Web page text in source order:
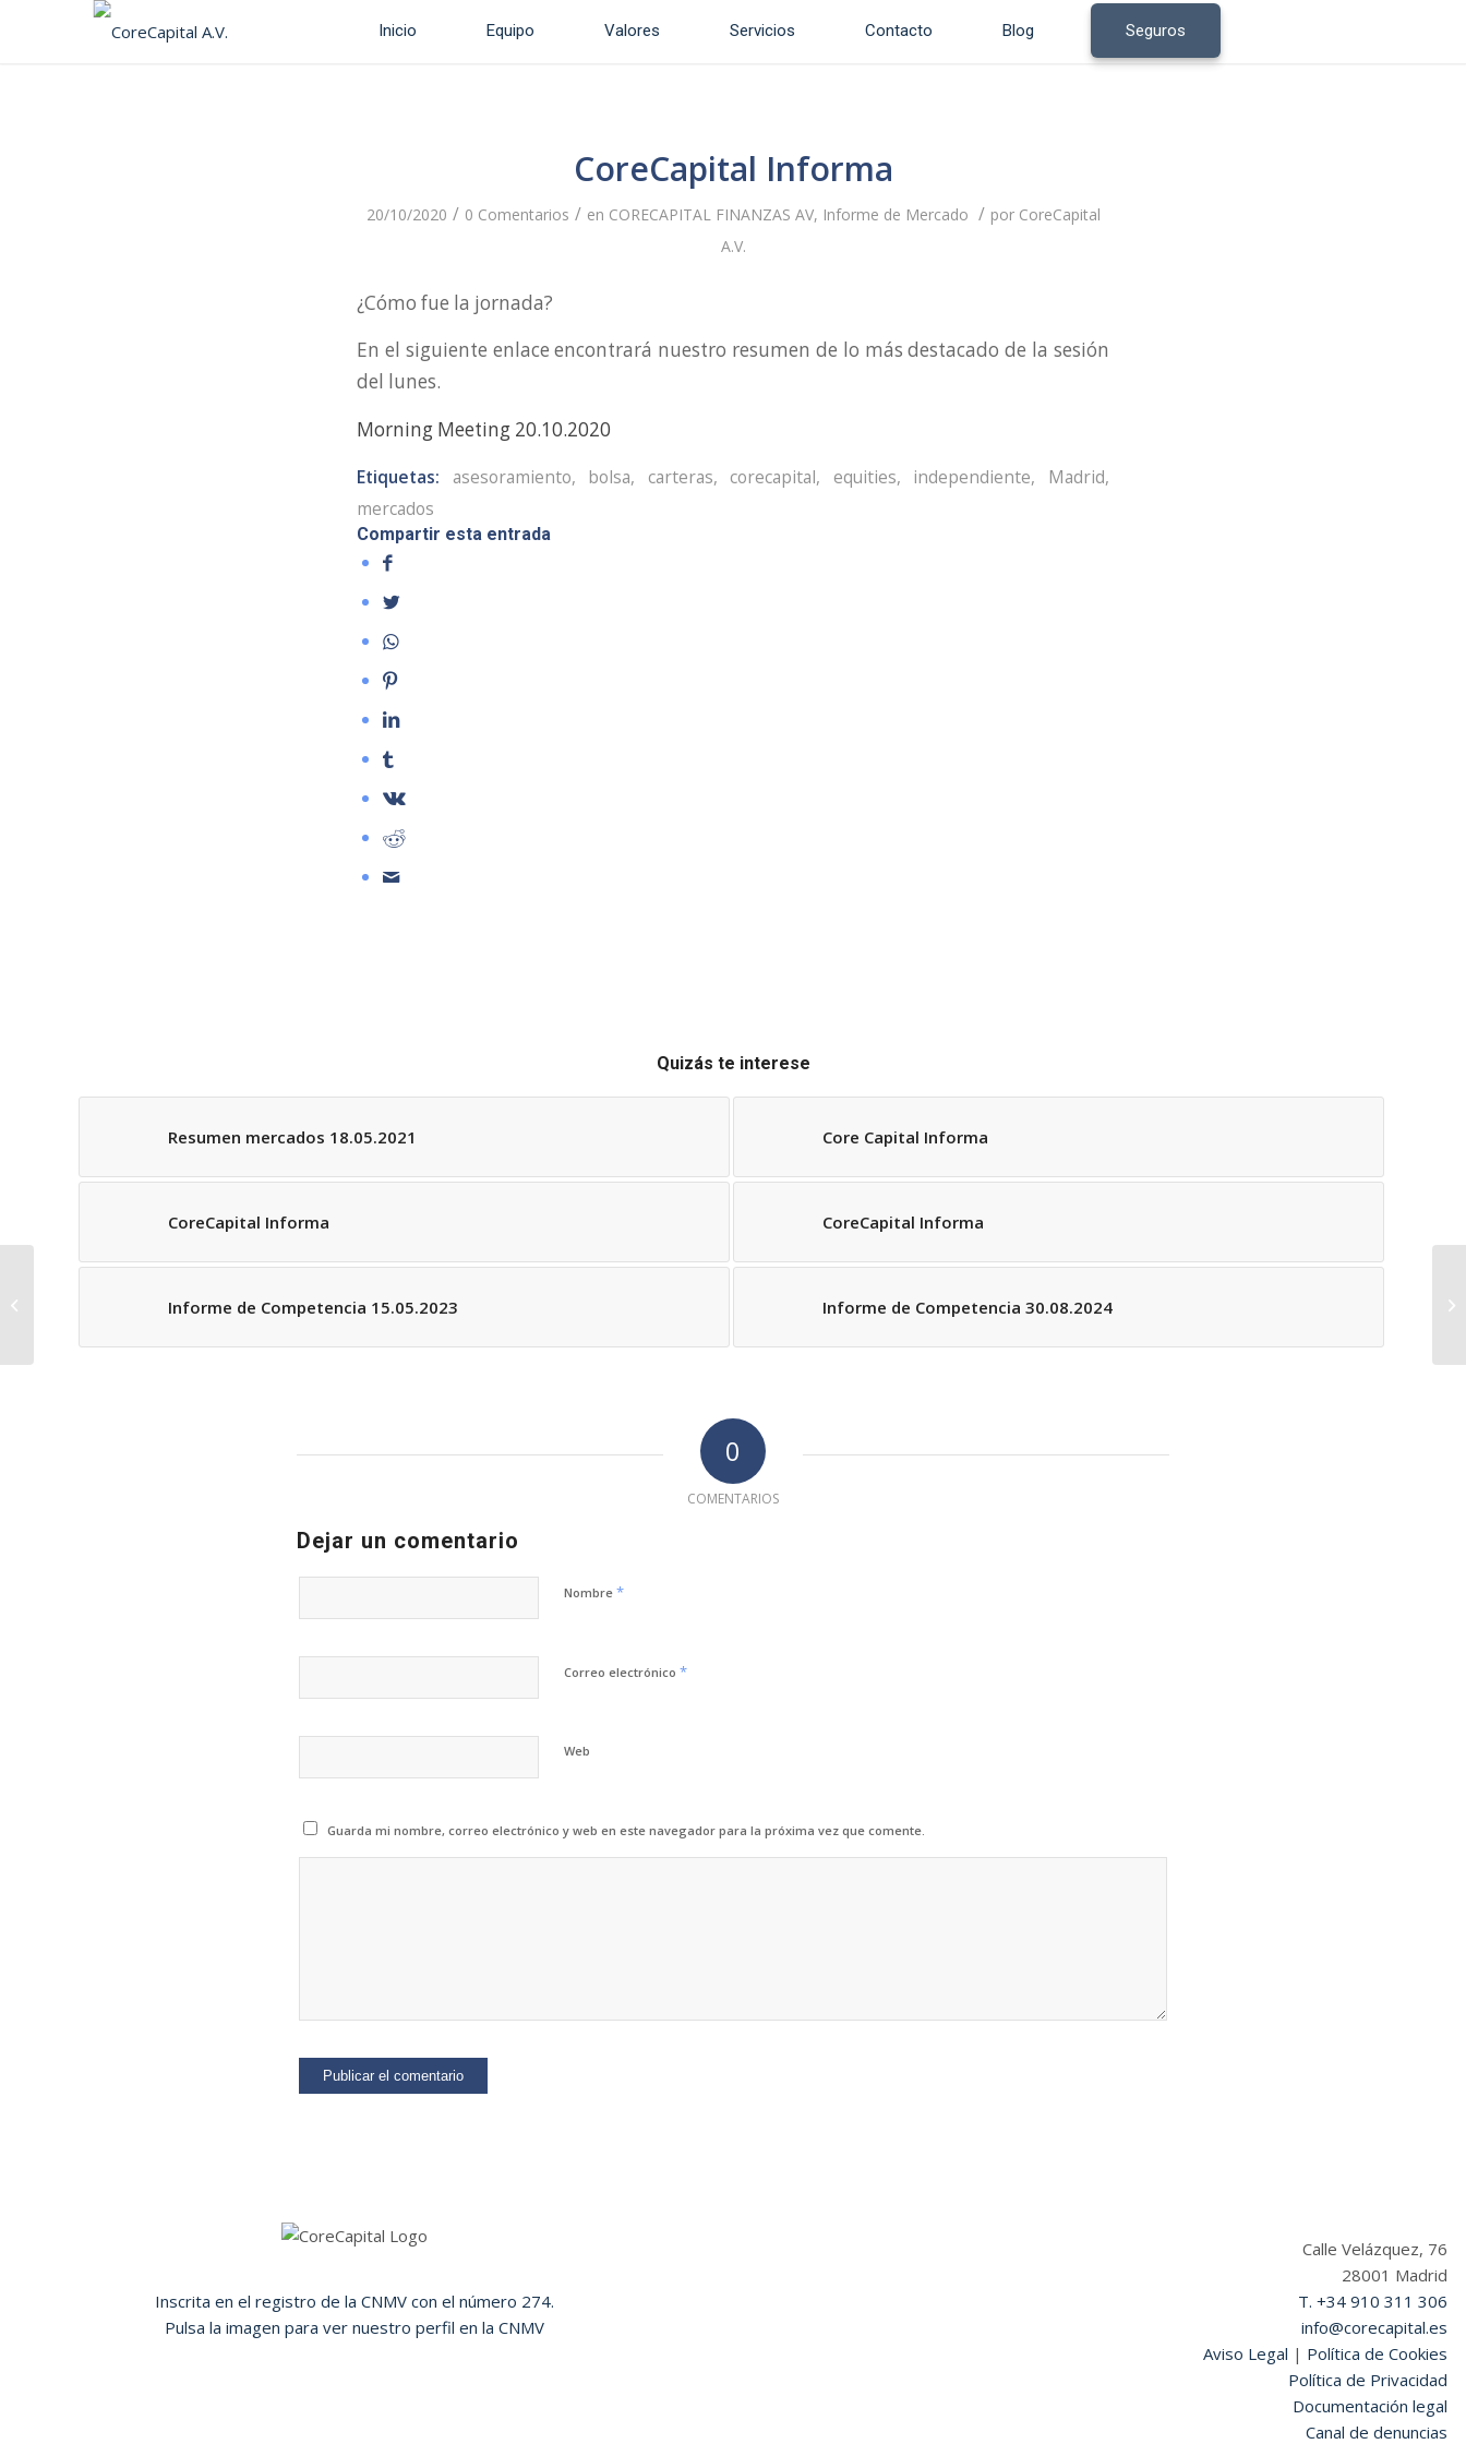
Inicio Equipo Valores Servicios Contacto Blog Seguros
CoreCapital Informa
20/10/2020 / 0 Comentarios / en CORECAPITAL FINANZAS AV, Informe de Mercado / por CoreCapital
A.V.
¿Cómo fue la jornada?
En el siguiente enlace encontrará nuestro resumen de lo más destacado de la sesión
del lunes.
Morning Meeting 20.10.2020
Etiquetas: asesoramiento, bolsa, carteras, corecapital, equities, independiente, Madrid,
mercados
Compartir esta entrada
Quizás te interese
Resumen mercados 18.05.2021 Core Capital Informa
CoreCapital Informa CoreCapital Informa
Informe de Competencia 15.05.2023 Informe de Competencia 30.08.2024
0
COMENTARIOS
Dejar un comentario
Nombre *
Correo electrónico *
Web
Guarda mi nombre, correo electrónico y web en este navegador para la próxima vez que comente.
Inscrita en el registro de la CNMV con el número 274.
Pulsa la imagen para ver nuestro perfil en la CNMV
Calle Velázquez, 76
28001 Madrid
T. +34 910 311 306
info@corecapital.es
Aviso Legal | Política de Cookies
Política de Privacidad
Documentación legal
Canal de denuncias
CoreCapital Informa